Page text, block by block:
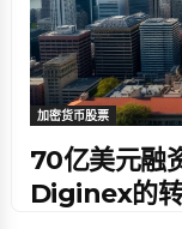
加密货币股票
70亿美元融
Diginex的